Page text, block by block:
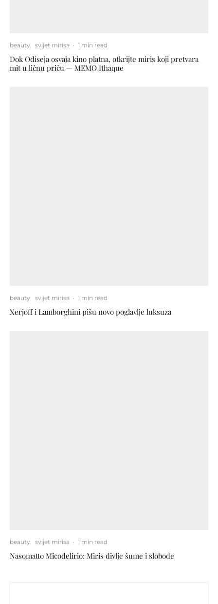
beauty svijet mirisa · 1 min read
Dok Odiseja osvaja kino platna, otkrijte miris koji pretvara
mit u ličnu priču — MEMO Ithaque
beauty svijet mirisa · 1 min read
Xerjoff i Lamborghini pišu novo poglavlje luksuza
beauty svijet mirisa · 1 min read
Nasomatto Micodelirio: Miris divlje šume i slobode